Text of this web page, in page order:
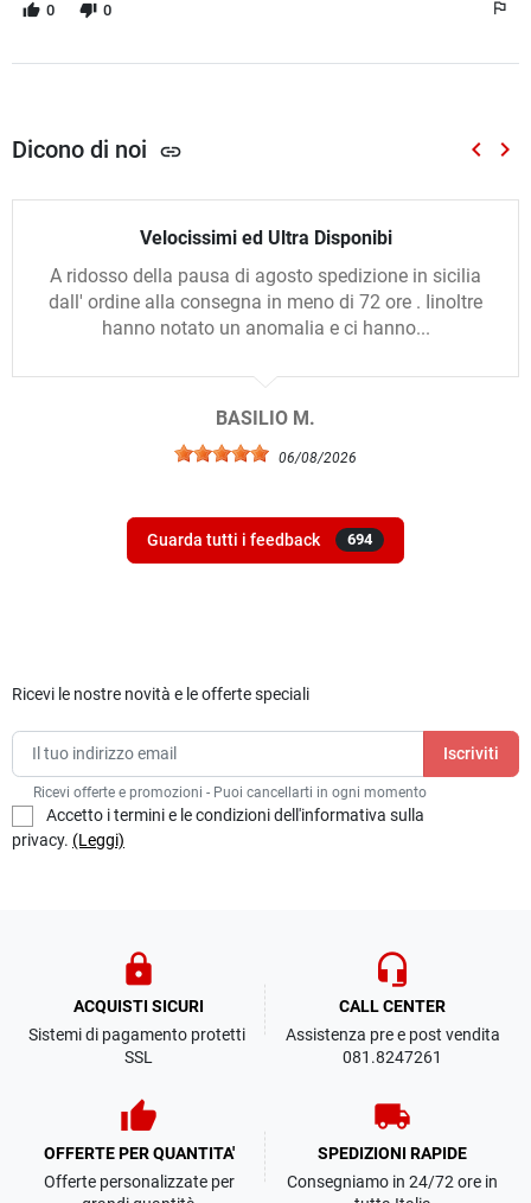
0 0
Dicono di noi link keyboard_arrow_left keyboard_arrow_right
Velocissimi ed Ultra Disponibi
A ridosso della pausa di agosto spedizione in sicilia
dall' ordine alla consegna in meno di 72 ore . Iinoltre
hanno notato un anomalia e ci hanno...
BASILIO M.
06/08/2026
Guarda tutti i feedback 694
Ricevi le nostre novità e le offerte speciali
Ricevi offerte e promozioni - Puoi cancellarti in ogni momento
Accetto i termini e le condizioni dell'informativa sulla
privacy. (Leggi)
lock
ACQUISTI SICURI
Sistemi di pagamento protetti
SSL
headset_mic
CALL CENTER
Assistenza pre e post vendita
081.8247261
thumb_up
OFFERTE PER QUANTITA'
Offerte personalizzate per
local_shipping
SPEDIZIONI RAPIDE
Consegniamo in 24/72 ore in